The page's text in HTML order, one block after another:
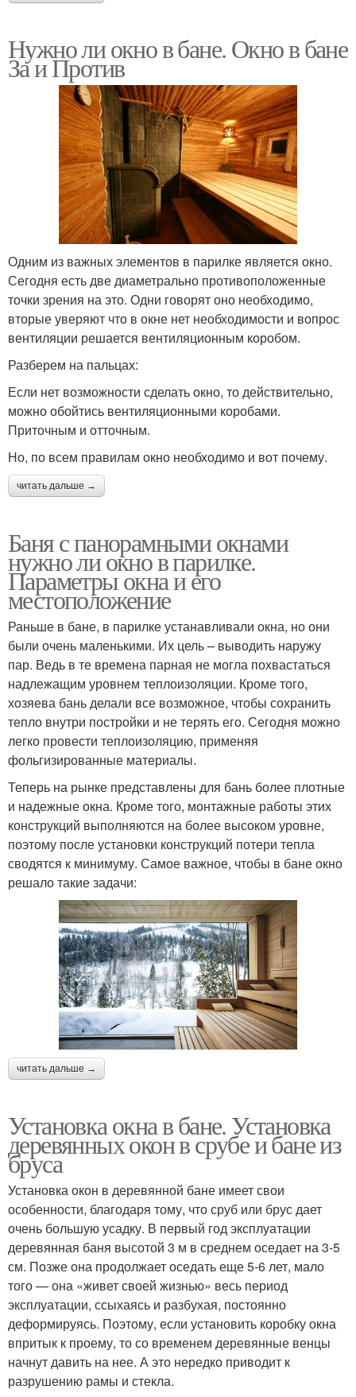
Нужно ли окно в бане. Окно в бане
За и Против
Одним из важных элементов в парилке является окно.
Сегодня есть две диаметрально противоположенные
точки зрения на это. Одни говорят оно необходимо,
вторые уверяют что в окне нет необходимости и вопрос
вентиляции решается вентиляционным коробом.
Разберем на пальцах:
Если нет возможности сделать окно, то действительно,
можно обойтись вентиляционными коробами.
Приточным и отточным.
Но, по всем правилам окно необходимо и вот почему.
читать дальше →
Баня с панорамными окнами
нужно ли окно в парилке.
Параметры окна и его
местоположение
Раньше в бане, в парилке устанавливали окна, но они
были очень маленькими. Их цель – выводить наружу
пар. Ведь в те времена парная не могла похвастаться
надлежащим уровнем теплоизоляции. Кроме того,
хозяева бань делали все возможное, чтобы сохранить
тепло внутри постройки и не терять его. Сегодня можно
легко провести теплоизоляцию, применяя
фольгизированные материалы.
Теперь на рынке представлены для бань более плотные
и надежные окна. Кроме того, монтажные работы этих
конструкций выполняются на более высоком уровне,
поэтому после установки конструкций потери тепла
сводятся к минимуму. Самое важное, чтобы в бане окно
решало такие задачи:
читать дальше →
Установка окна в бане. Установка
деревянных окон в срубе и бане из
бруса
Установка окон в деревянной бане имеет свои
особенности, благодаря тому, что сруб или брус дает
очень большую усадку. В первый год эксплуатации
деревянная баня высотой 3 м в среднем оседает на 3-5
см. Позже она продолжает оседать еще 5-6 лет, мало
того — она «живет своей жизнью» весь период
эксплуатации, ссыхаясь и разбухая, постоянно
деформируясь. Поэтому, если установить коробку окна
впритык к проему, то со временем деревянные венцы
начнут давить на нее. А это нередко приводит к
разрушению рамы и стекла.